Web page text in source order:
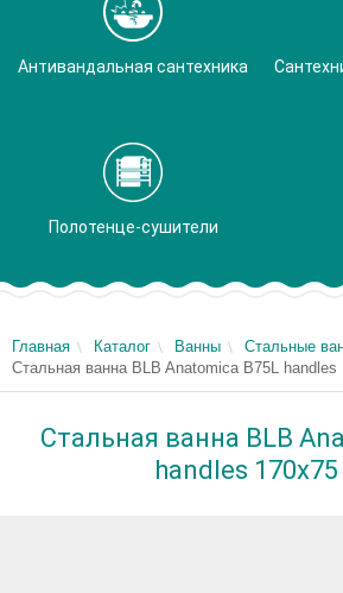
Антивандальная сантехника
Полотенце-сушители
Главная Каталог Ванны
Стальные
Стальная ванна BLB Anatomica B75L handles
Стальная ванна BLB
handles